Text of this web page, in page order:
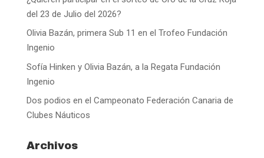
del 23 de Julio del 2026?
Olivia Bazán, primera Sub 11 en el Trofeo Fundación
Ingenio
Sofía Hinken y Olivia Bazán, a la Regata Fundación
Ingenio
Dos podios en el Campeonato Federación Canaria de
Clubes Náuticos
Archivos